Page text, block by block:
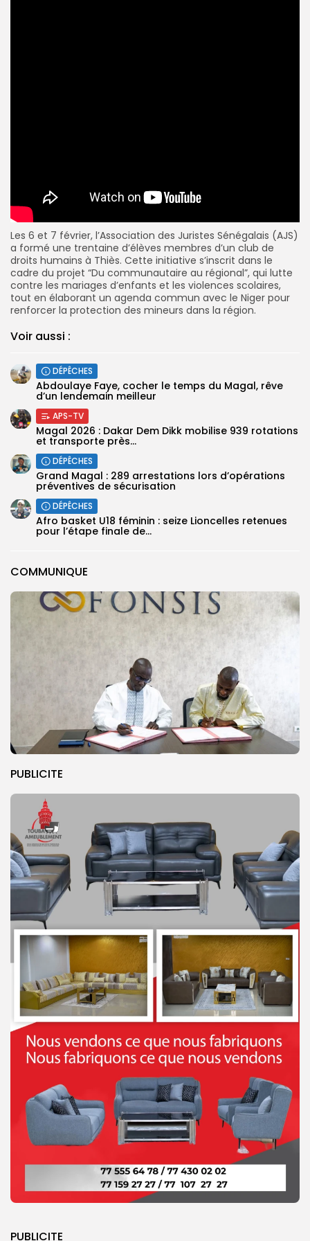
COMMUNIQUE
PUBLICITE
PUBLICITE
Les 6 et 7 février, l’Association des Juristes Sénégalais (AJS)
a formé une trentaine d’élèves membres d’un club de
droits humains à Thiès. Cette initiative s’inscrit dans le
cadre du projet “Du communautaire au régional”, qui lutte
contre les mariages d’enfants et les violences scolaires,
tout en élaborant un agenda commun avec le Niger pour
renforcer la protection des mineurs dans la région.
Voir aussi :
DÉPÊCHES
Abdoulaye Faye, cocher le temps du Magal, rêve
d’un lendemain meilleur
APS-TV
Magal 2026 : Dakar Dem Dikk mobilise 939 rotations
et transporte près...
DÉPÊCHES
Grand Magal : 289 arrestations lors d’opérations
préventives de sécurisation
DÉPÊCHES
‎Afro basket U18 féminin : seize Lioncelles retenues
pour l’étape finale de...